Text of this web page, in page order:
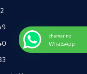
chamar no
WhatsApp